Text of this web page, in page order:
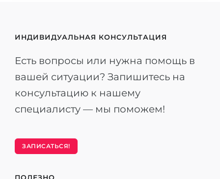
ИНДИВИДУАЛЬНАЯ КОНСУЛЬТАЦИЯ
Есть вопросы или нужна помощь в
вашей ситуации? Запишитесь на
консультацию к нашему
специалисту — мы поможем!
ЗАПИСАТЬСЯ!